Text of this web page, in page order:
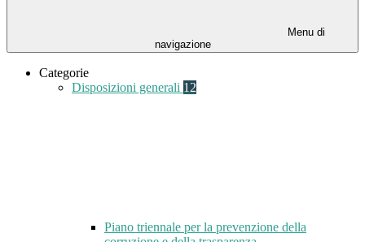
Menu di
navigazione
Categorie
Disposizioni generali 12
Piano triennale per la prevenzione della